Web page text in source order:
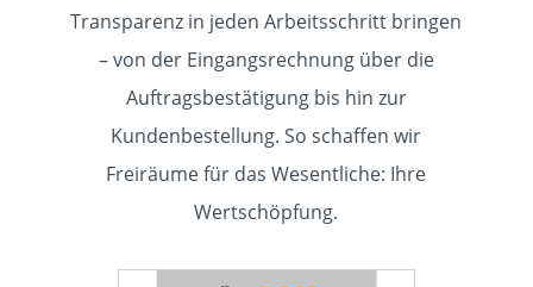
EVENTS
KARRIERE
Transparenz in jeden Arbeitsschritt bringen
– von der Eingangsrechnung über die
Auftragsbestätigung bis hin zur
Kundenbestellung. So schaffen wir
Freiräume für das Wesentliche: Ihre
Wertschöpfung.